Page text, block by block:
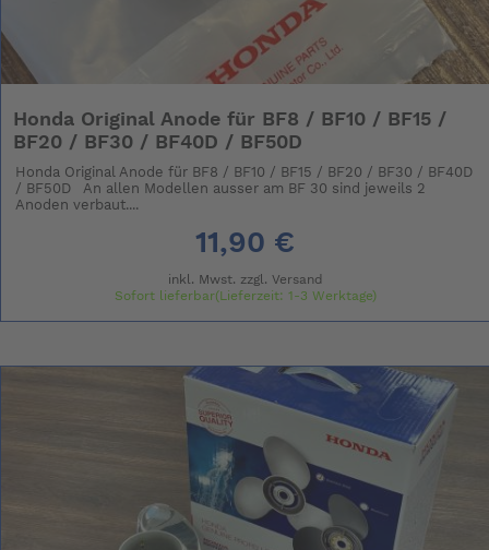
Honda Original Anode für BF8 / BF10 / BF15 /
BF20 / BF30 / BF40D / BF50D
Honda Original Anode für BF8 / BF10 / BF15 / BF20 / BF30 / BF40D
/ BF50D An allen Modellen ausser am BF 30 sind jeweils 2
Anoden verbaut....
11,90 €
inkl. Mwst. zzgl. Versand
Sofort lieferbar(Lieferzeit: 1-3 Werktage)